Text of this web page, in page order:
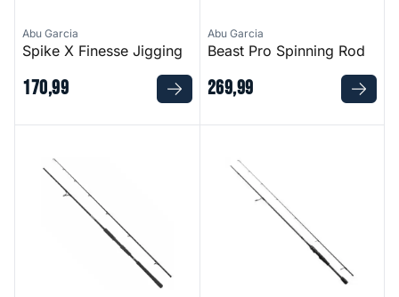
Abu Garcia
Spike X Finesse Jigging
170,99
Abu Garcia
Beast Pro Spinning Rod
269,99